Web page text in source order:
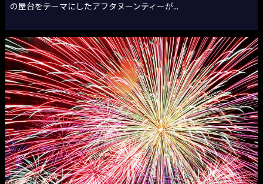
の屋台をテーマにしたアフタヌーンティーが...